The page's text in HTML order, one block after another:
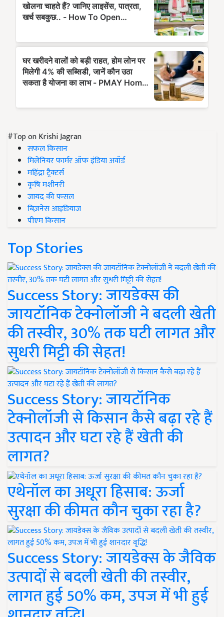
#Top on Krishi Jagran
सफल किसान
मिलेनियर फार्मर ऑफ इंडिया अवॉर्ड
महिंद्रा ट्रैक्टर्स
कृषि मशीनरी
जायद की फसल
बिज़नेस आइडियाज
पीएम किसान
Top Stories
Success Story: जायडेक्स की
जायटॉनिक टेक्नोलॉजी ने बदली खेती
की तस्वीर, 30% तक घटी लागत और
सुधरी मिट्टी की सेहत!
Success Story: जायटॉनिक
टेक्नोलॉजी से किसान कैसे बढ़ा रहे हैं
उत्पादन और घटा रहे हैं खेती की
लागत?
एथेनॉल का अधूरा हिसाब: ऊर्जा
सुरक्षा की कीमत कौन चुका रहा है?
Success Story: जायडेक्स के जैविक
उत्पादों से बदली खेती की तस्वीर,
लागत हुई 50% कम, उपज में भी हुई